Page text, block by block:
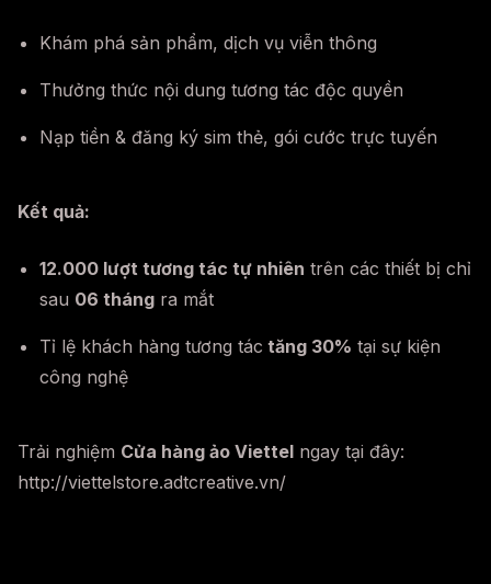
Khám phá sản phẩm, dịch vụ viễn thông
Thưởng thức nội dung tương tác độc quyền
Nạp tiền & đăng ký sim thẻ, gói cước trực tuyến
Kết quả:
12.000 lượt tương tác tự nhiên trên các thiết bị chỉ
sau 06 tháng ra mắt
Tỉ lệ khách hàng tương tác tăng 30% tại sự kiện
công nghệ
Trải nghiệm Cửa hàng ảo Viettel ngay tại đây:
http://viettelstore.adtcreative.vn/